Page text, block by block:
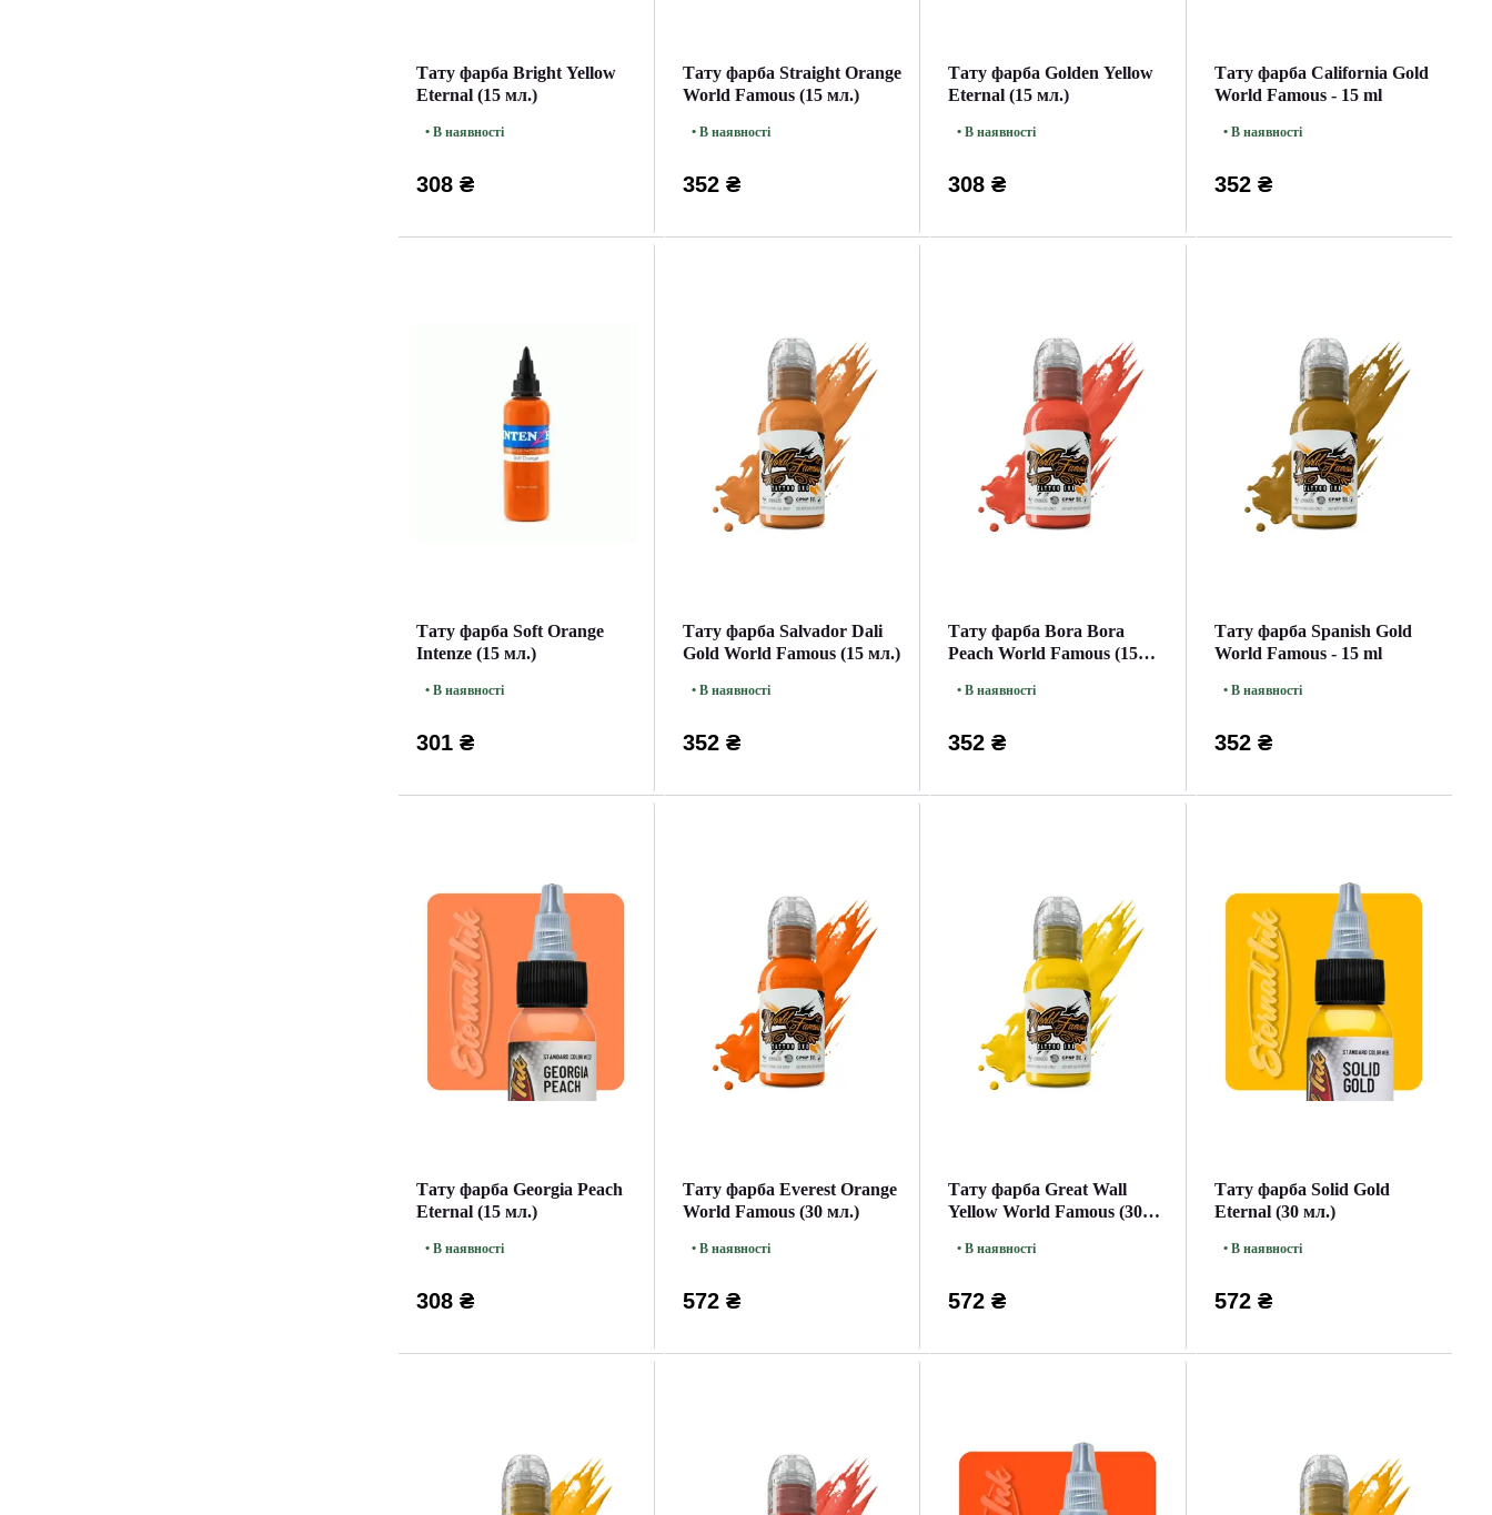
Тату фарба Bright Yellow
Eternal (15 мл.)
• В наявності
308 ₴
Тату фарба Straight Orange
World Famous (15 мл.)
• В наявності
352 ₴
Тату фарба Golden Yellow
Eternal (15 мл.)
• В наявності
308 ₴
Тату фарба California Gold
World Famous - 15 ml
• В наявності
352 ₴
Тату фарба Soft Orange
Intenze (15 мл.)
• В наявності
301 ₴
Тату фарба Salvador Dali
Gold World Famous (15 мл.)
• В наявності
352 ₴
Тату фарба Bora Bora
Peach World Famous (15
• В наявності
352 ₴
Тату фарба Spanish Gold
World Famous - 15 ml
• В наявності
352 ₴
Тату фарба Georgia Peach
Eternal (15 мл.)
• В наявності
308 ₴
Тату фарба Everest Orange
World Famous (30 мл.)
• В наявності
572 ₴
Тату фарба Great Wall
Yellow World Famous (30
• В наявності
572 ₴
Тату фарба Solid Gold
Eternal (30 мл.)
• В наявності
572 ₴